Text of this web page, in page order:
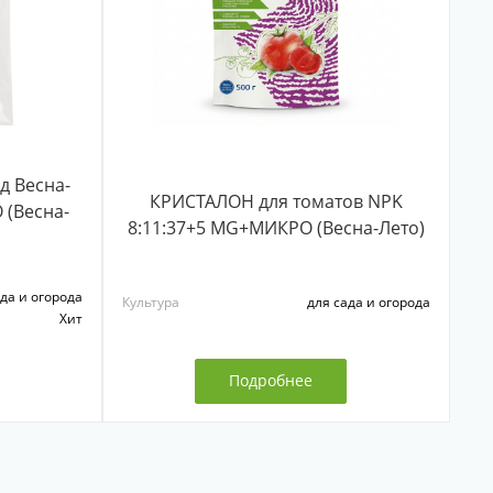
Весна-
и огорода
Хит
КРИСТАЛОН для томатов NPK
8:11:37+5 MG+МИКРО (Весна-Лето)
Культура для сада и огорода
Подробнее